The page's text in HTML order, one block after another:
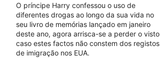
O príncipe Harry confessou o uso de
diferentes drogas ao longo da sua vida no
seu livro de memórias lançado em janeiro
deste ano, agora arrisca-se a perder o visto
caso estes factos não constem dos registos
de imigração nos EUA.